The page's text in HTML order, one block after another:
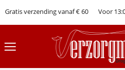
Gratis verzending vanaf € 60 Voor